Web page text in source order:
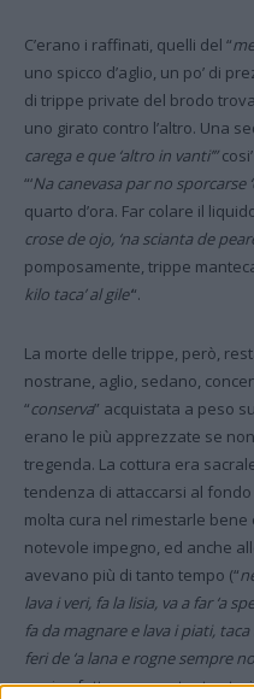
C’erano i raffinati, quelli del “
uno spicco d’aglio, un po’ di
di trippe private del brodo
uno girato contro l’altro. Una
carega e que ‘altro in vanti’”
“‘Na canevasa par no sporcarse
quarto d’ora. Far colare il
crose de ojo, ‘na scianta de
pomposamente, trippe
kilo taca’ al gile’“.
La morte delle trippe, però,
nostrane, aglio, sedano,
“conserva” acquistata a peso
erano le più apprezzate se
tregenda. La cottura era
tendenza di attaccarsi al fondo
molta cura nel rimestarle
notevole impegno, ed anche
avevano più di tanto tempo (“
lava i veri, fa la lisia, va a far ‘a
fa da magnare e lava i piati,
feri de ‘a lana e rogne sempre
veniva fatto e senza tante